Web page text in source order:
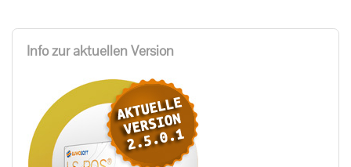
Info zur aktuellen Version